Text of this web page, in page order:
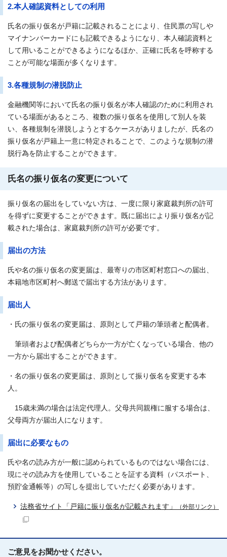
2.本人確認資料としての利用
氏名の振り仮名が戸籍に記載されることにより、住民票の写しや
マイナンバーカードにも記載できるようになり、本人確認資料と
して用いることができるようになるほか、正確に氏名を呼称する
ことが可能な場面が多くなります。
3.各種規制の潜脱防止
金融機関等において氏名の振り仮名が本人確認のために利用され
ている場面があるところ、複数の振り仮名を使用して別人を装
い、各種規制を潜脱しようとするケースがありましたが、氏名の
振り仮名が戸籍上一意に特定されることで、このような規制の潜
脱行為を防止することができます。
氏名の振り仮名の変更について
振り仮名の届出をしていない方は、一度に限り家庭裁判所の許可
を得ずに変更することができます。既に届出により振り仮名が記
載された場合は、家庭裁判所の許可が必要です。
届出の方法
氏や名の振り仮名の変更届は、最寄りの市区町村窓口への届出、
本籍地市区町村へ郵送で届出する方法があります。
届出人
・氏の振り仮名の変更届は、原則として戸籍の筆頭者と配偶者。
筆頭者および配偶者どちらか一方が亡くなっている場合、他の
一方から届出することができます。
・名の振り仮名の変更届は、原則として振り仮名を変更する本
人。
15歳未満の場合は法定代理人。父母共同親権に服する場合は、
父母両方が届出人になります。
届出に必要なもの
氏や名の読み方が一般に認められているものではない場合には、
現にその読み方を使用していることを証する資料（パスポート、
預貯金通帳等）の写しを提出していただく必要があります。
法務省サイト「戸籍に振り仮名が記載されます」 （外部リンク）
ご意見をお聞かせください。